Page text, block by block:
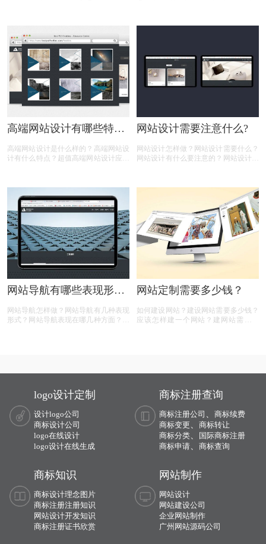
问，那么下面有商标设计注册小文整理
高端网站设计有哪些特
高端网站设计是什么样的？高端网站设
计有什么特点？超值高端网站设计应该
有商标设计注册小文整理的一些内容，
一起来看看：
网站设计需要注意什么?
网站设计怎样做？网站设计需要什么？
网站设计有什么要注意的？网站设计的
理的一些内容，一起来看看:
网站导航有哪些表现形
网站导航怎样做？网站导航有几种表现
形式？网站导航表现在哪几种方面？网
网站定制需要多少钱？
如何建设网站？建设网站需要多少钱？
应该怎样建一个网站？建网站需要什
logo设计定制
设计logo公司
商标设计公司
logo在线设计
logo设计在线生成
商标注册查询
商标注册公司 、 商标续费
商标变更 、 商标转让
商标分类、
国际商标注册
商标申请、 商标查询
商标知识
商标设计理念图片
商标注册注册知识
网站设计开发知识
商标注册证书欣赏
网站制作
网站设计
网站建设公司
企业网站制作
广州网站源码公司